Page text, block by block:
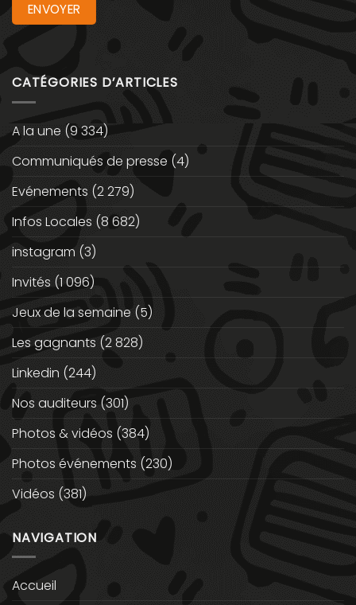
CATÉGORIES D’ARTICLES
A la une (9 334)
Communiqués de presse (4)
Evénements (2 279)
Infos Locales (8 682)
instagram (3)
Invités (1 096)
Jeux de la semaine (5)
Les gagnants (2 828)
Linkedin (244)
Nos auditeurs (301)
Photos & vidéos (384)
Photos événements (230)
Vidéos (381)
NAVIGATION
Accueil